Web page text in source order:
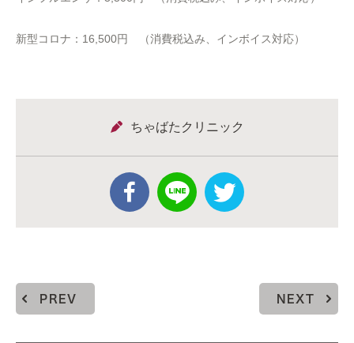
新型コロナ：16,500円 （消費税込み、インボイス対応）
ちゃばたクリニック
PREV NEXT